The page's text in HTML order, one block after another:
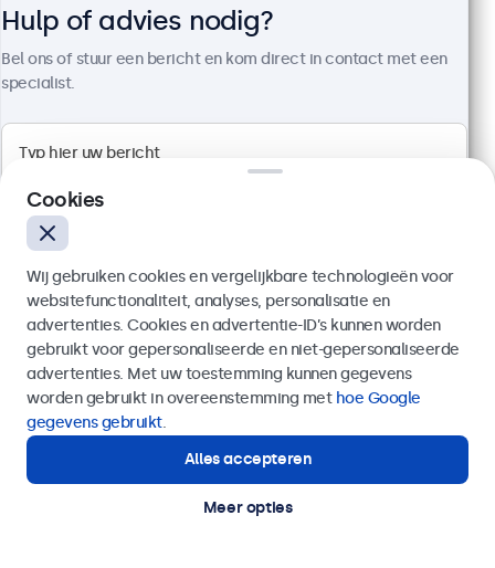
Bekijken
27 Inch Monitor Metaal
Artikelnummer:27HD7M
100+ stuks beschikbaar
1920 x 1080 resolutie (Full HD)
Hulp of advies nodig?
Bel ons of stuur een bericht en kom direct in contact met een
specialist.
Verzenden
Of bel ons op
Hulp of advies nodig?
Direct contact met een specialist.
Cookies
Wij gebruiken cookies en vergelijkbare technologieën voor
websitefunctionaliteit, analyses, personalisatie en
advertenties. Cookies en advertentie-ID’s kunnen worden
gebruikt voor gepersonaliseerde en niet-gepersonaliseerde
advertenties. Met uw toestemming kunnen gegevens
worden gebruikt in overeenstemming met hoe Google
gegevens gebruikt.
Alles accepteren
Meer opties